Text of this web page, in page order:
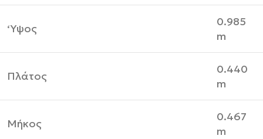
‘Υψος
0.985
m
Πλάτος
0.440
m
Μήκος
0.467
m